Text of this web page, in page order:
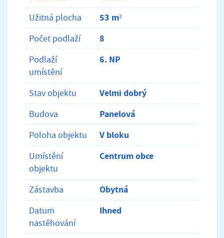
Užitná plocha 53 m²
Počet podlaží 8
Podlaží
umístění
6. NP
Stav objektu Velmi dobrý
Budova Panelová
Poloha objektu V bloku
Umístění
objektu
Centrum obce
Zástavba Obytná
Datum
nastěhování
Ihned